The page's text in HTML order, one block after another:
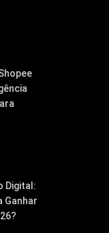
Digital:
Ganhar